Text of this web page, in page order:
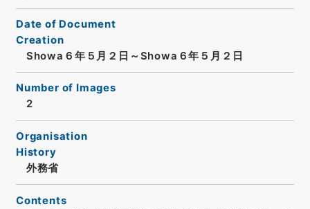
Date of Document
Creation
Showa６年５月２日～Showa６年５月２日
Number of Images
2
Organisation
History
外務省
Contents